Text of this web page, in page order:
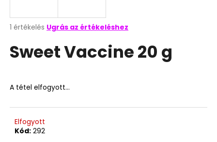
A
átlagos
értékelése
csillag.
1 értékelés Ugrás az értékeléshez
Sweet Vaccine 20 g
A tétel elfogyott…
Elfogyott
Kód: 292
A
á
n
j
u
UNICORN